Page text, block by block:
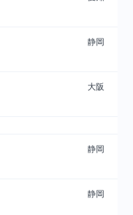
静岡
大阪
静岡
静岡